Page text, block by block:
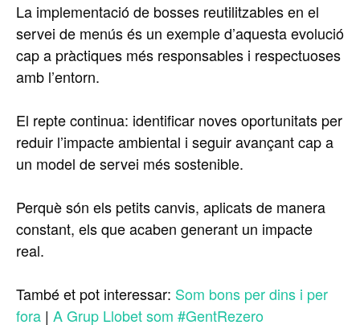
La implementació de bosses reutilitzables en el
servei de menús és un exemple d’aquesta evolució
cap a pràctiques més responsables i respectuoses
amb l’entorn.
El repte continua: identificar noves oportunitats per
reduir l’impacte ambiental i seguir avançant cap a
un model de servei més sostenible.
Perquè són els petits canvis, aplicats de manera
constant, els que acaben generant un impacte
real.
També et pot interessar: Som bons per dins i per
fora | A Grup Llobet som #GentRezero